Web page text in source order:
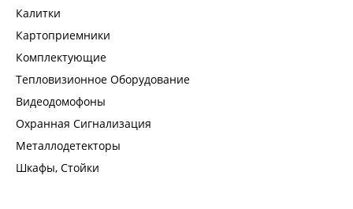
Калитки
Картоприемники
Комплектующие
Тепловизионное Оборудование
Видеодомофоны
Охранная Сигнализация
Металлодетекторы
Шкафы, Стойки